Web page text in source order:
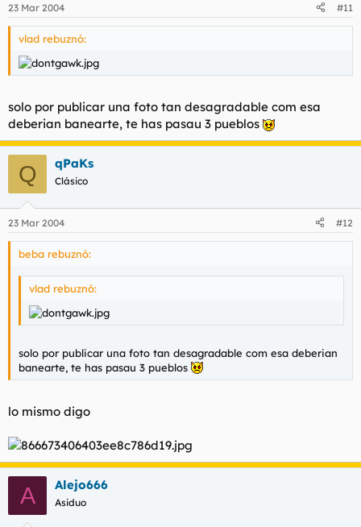
23 Mar 2004 #11
vlad rebuznó:
solo por publicar una foto tan desagradable com esa
deberian banearte, te has pasau 3 pueblos
Q qPaKs
Clásico
23 Mar 2004 #12
beba rebuznó:
vlad rebuznó:
solo por publicar una foto tan desagradable com esa deberian
banearte, te has pasau 3 pueblos
lo mismo digo
A Alejo666
Asiduo